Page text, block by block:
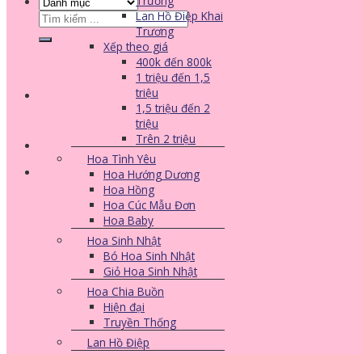
Tìm
kiếm:
Lan Hồ Điệp Khai
Trương
Xếp theo giá
400k đến 800k
1 triệu đến 1,5
triệu
1,5 triệu đến 2
triệu
Trên 2 triệu
Hoa Tình Yêu
Hoa Hướng Dương
Hoa Hồng
Hoa Cúc Mẫu Đơn
Hoa Baby
Hoa Sinh Nhật
Bó Hoa Sinh Nhật
Giỏ Hoa Sinh Nhật
Hoa Chia Buồn
Hiện đại
Truyền Thống
Lan Hồ Điệp